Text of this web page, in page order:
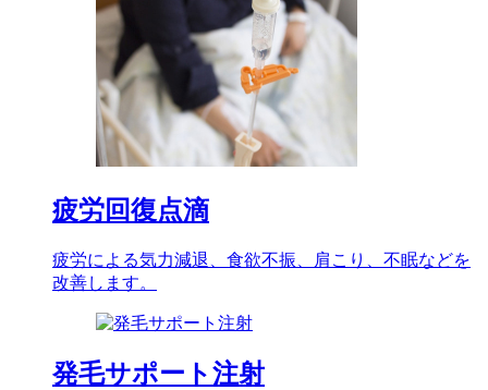
疲労回復点滴
疲労による気力減退、食欲不振、肩こり、不眠などを
改善します。
発毛サポート注射